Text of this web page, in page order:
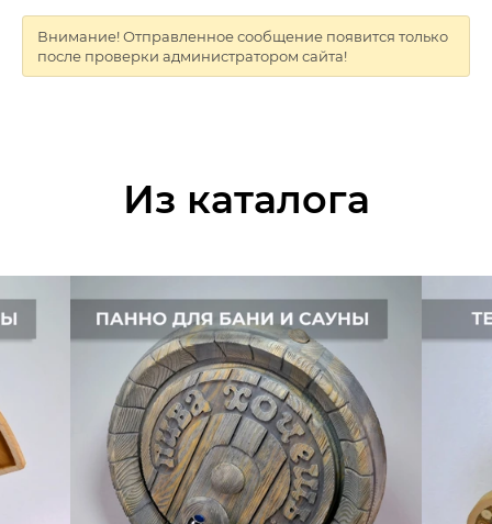
Внимание! Отправленное сообщение появится только
после проверки администратором сайта!
Из каталога